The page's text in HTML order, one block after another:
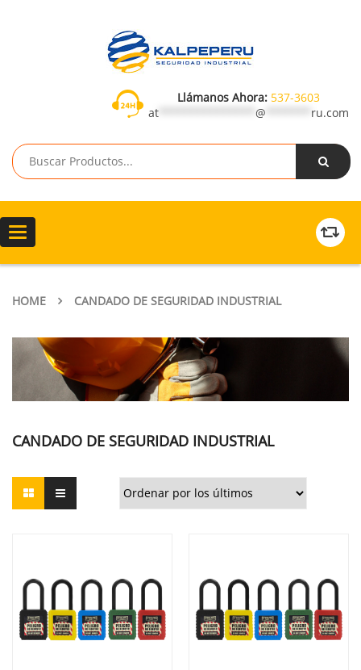
Llámanos Ahora: 537-3603
at
@ ru.com
Toggle
navigation
HOME CANDADO DE SEGURIDAD INDUSTRIAL
CANDADO DE SEGURIDAD INDUSTRIAL